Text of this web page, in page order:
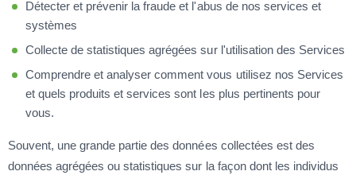
Détecter et prévenir la fraude et l'abus de nos services et
systèmes
Collecte de statistiques agrégées sur l'utilisation des Services
Comprendre et analyser comment vous utilisez nos Services
et quels produits et services sont les plus pertinents pour
vous.
Souvent, une grande partie des données collectées est des
données agrégées ou statistiques sur la façon dont les individus